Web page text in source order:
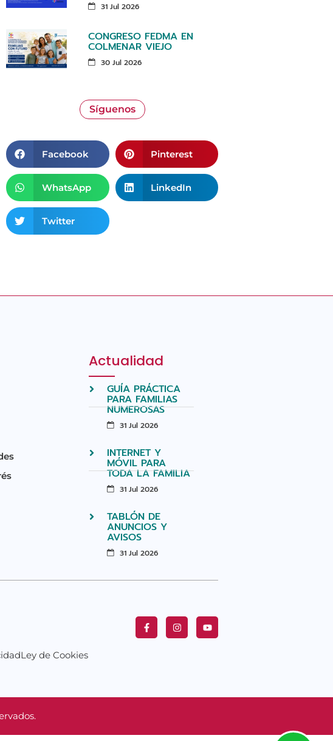
31 Jul 2026
CONGRESO FEDMA EN
COLMENAR VIEJO
30 Jul 2026
Síguenos
Facebook Pinterest
WhatsApp LinkedIn
Twitter
Actualidad
GUÍA PRÁCTICA
PARA FAMILIAS
NUMEROSAS
31 Jul 2026
INTERNET Y
MÓVIL PARA
TODA LA FAMILIA
31 Jul 2026
TABLÓN DE
ANUNCIOS Y
AVISOS
31 Jul 2026
Ley de Cookies